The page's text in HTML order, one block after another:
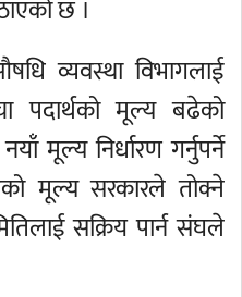
छ ।
व्यवस्था विभागलाई
पदार्थको मूल्य बढेको
मूल्य निर्धारण गर्नुपर्ने
मूल्य सरकारले तोक्ने
सक्रिय पार्न संघले